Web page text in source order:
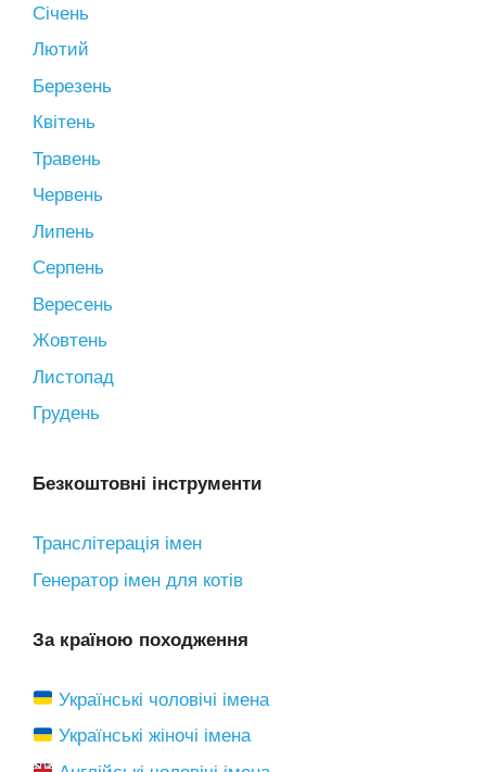
Січень
Лютий
Березень
Квітень
Травень
Червень
Липень
Серпень
Вересень
Жовтень
Листопад
Грудень
Безкоштовні інструменти
Транслітерація імен
Генератор імен для котів
За країною походження
Українські чоловічі імена
Українські жіночі імена